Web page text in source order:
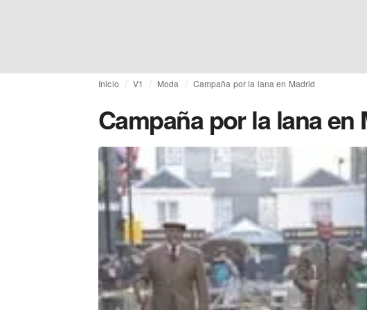
Inicio V1 Moda Campaña por la lana en Madrid
Campaña por la lana en